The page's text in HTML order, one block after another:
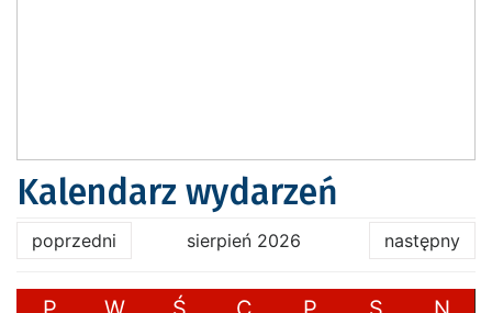
Kalendarz wydarzeń
poprzedni sierpień 2026 następny